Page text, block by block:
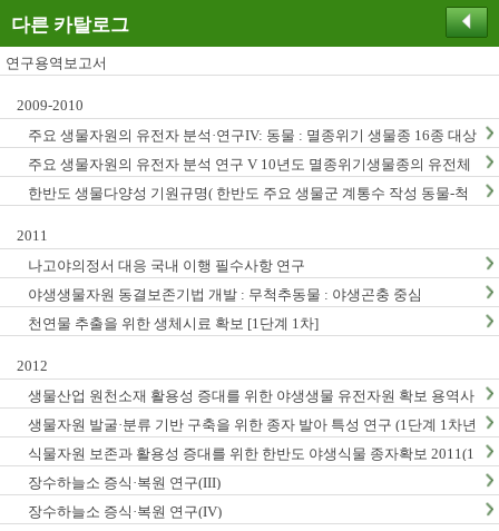
다른 카탈로그
연구용역보고서
2009-2010
주요 생물자원의 유전자 분석·연구IV: 동물 : 멸종위기 생물종 16종 대상
주요 생물자원의 유전자 분석 연구 V 10년도 멸종위기생물종의 유전체
연구
한반도 생물다양성 기원규명( 한반도 주요 생물군 계통수 작성 동물-척
2011
나고야의정서 대응 국내 이행 필수사항 연구
야생생물자원 동결보존기법 개발 : 무척추동물 : 야생곤충 중심
천연물 추출을 위한 생체시료 확보 [1단계 1차]
2012
생물산업 원천소재 활용성 증대를 위한 야생생물 유전자원 확보 용역사
업 (2012년)
생물자원 발굴·분류 기반 구축을 위한 종자 발아 특성 연구 (1단계 1차년
도)
식물자원 보존과 활용성 증대를 위한 한반도 야생식물 종자확보 2011(1
단계1차년도)
장수하늘소 증식·복원 연구(III)
장수하늘소 증식·복원 연구(IV)